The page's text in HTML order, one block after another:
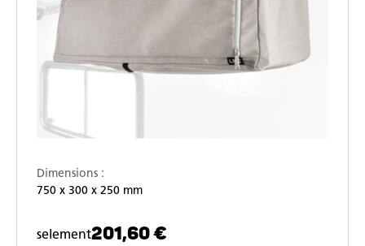
Dimensions :
750 x 300 x 250 mm
selement201,60 €